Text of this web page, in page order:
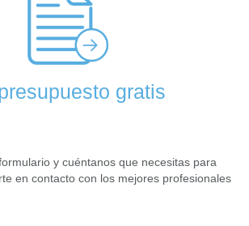
gratis
y cuéntanos que necesitas para
en contacto con los mejores profesionales